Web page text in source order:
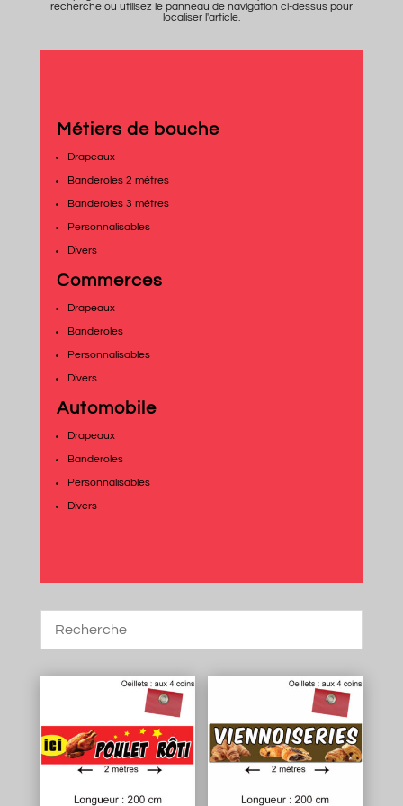
recherche ou utilisez le panneau de navigation ci-dessus pour
localiser l'article.
Métiers de bouche
Drapeaux
Banderoles 2 mètres
Banderoles 3 mètres
Personnalisables
Divers
Commerces
Drapeaux
Banderoles
Personnalisables
Divers
Automobile
Drapeaux
Banderoles
Personnalisables
Divers